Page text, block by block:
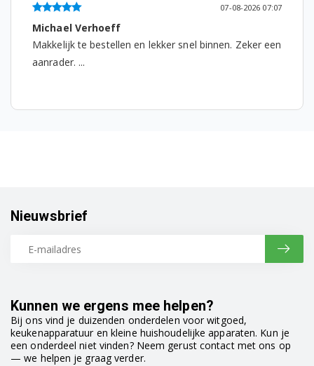
07-08-2026 07:07
Michael Verhoeff
Makkelijk te bestellen en lekker snel binnen. Zeker een
aanrader. ...
Kunnen we ergens mee helpen?
Bij ons vind je duizenden onderdelen voor witgoed,
keukenapparatuur en kleine huishoudelijke apparaten. Kun je
een onderdeel niet vinden? Neem gerust contact met ons op
— we helpen je graag verder.
Nieuwsbrief